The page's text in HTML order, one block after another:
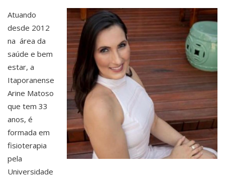
Atuando
desde 2012
na área da
saúde e bem
estar, a
Itaporanense
Arine Matoso
que tem 33
anos, é
formada em
fisioterapia
pela
Universidade